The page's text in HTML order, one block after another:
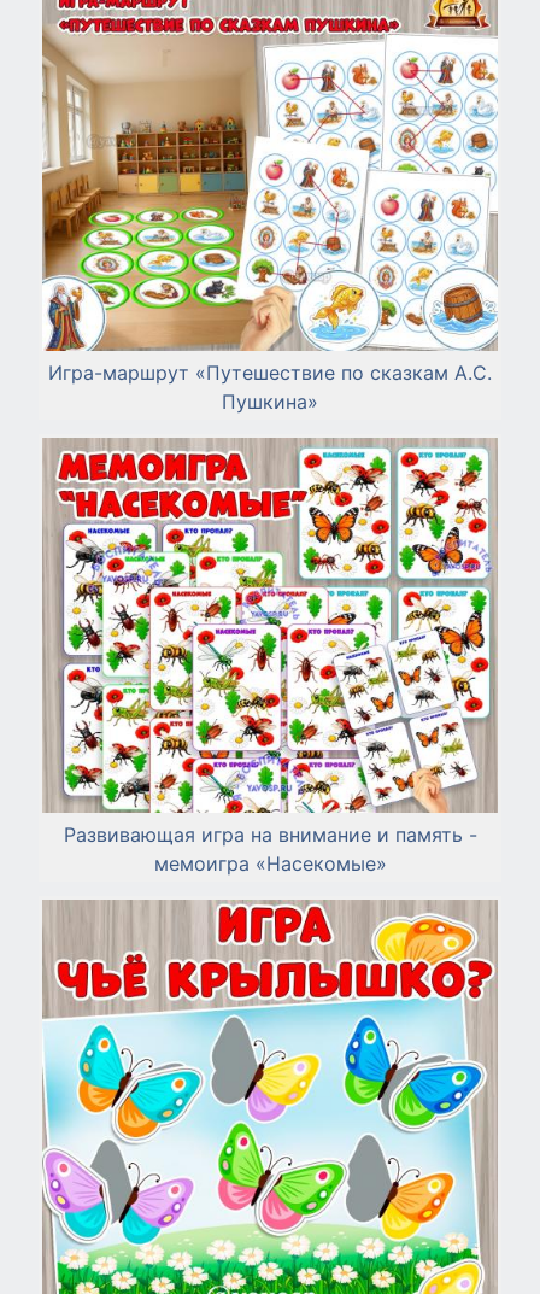
Игра-маршрут «Путешествие по сказкам А.С.
Пушкина»
Развивающая игра на внимание и память -
мемоигра «Насекомые»